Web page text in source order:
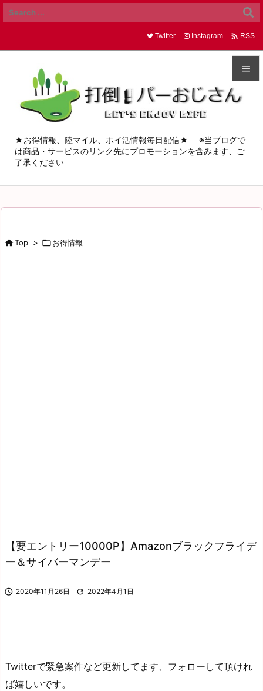


メニュ
サイド


Twitter Instagram  RSS
★お得情報、陸マイル、ポイ活情報毎日配信★ ※当ブログで
は商品・サービスのリンク先にプロモーションを含みます、ご
了承ください
Top > お得情報
【要エントリー10000P】Amazonブラックフライデ
ー＆サイバーマンデー
 2020年11月26日  2022年4月1日
Twitterで緊急案件など更新してます、フォローして頂けれ
ば嬉しいです。